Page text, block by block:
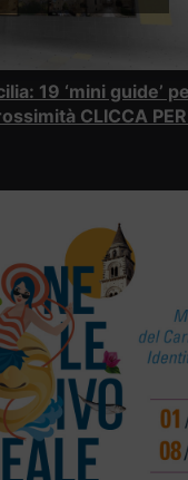
19 ‘mini guide’
CLICCA PER